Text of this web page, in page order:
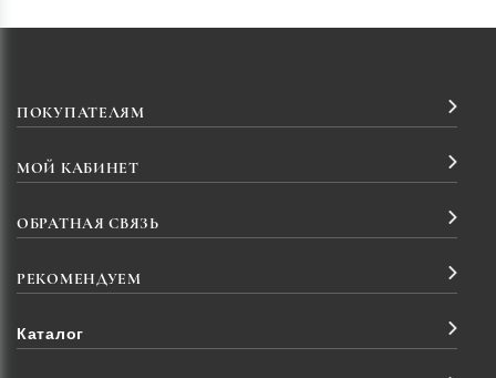
ПОКУПАТЕЛЯМ
МОЙ КАБИНЕТ
ОБРАТНАЯ СВЯЗЬ
РЕКОМЕНДУЕМ
Каталог